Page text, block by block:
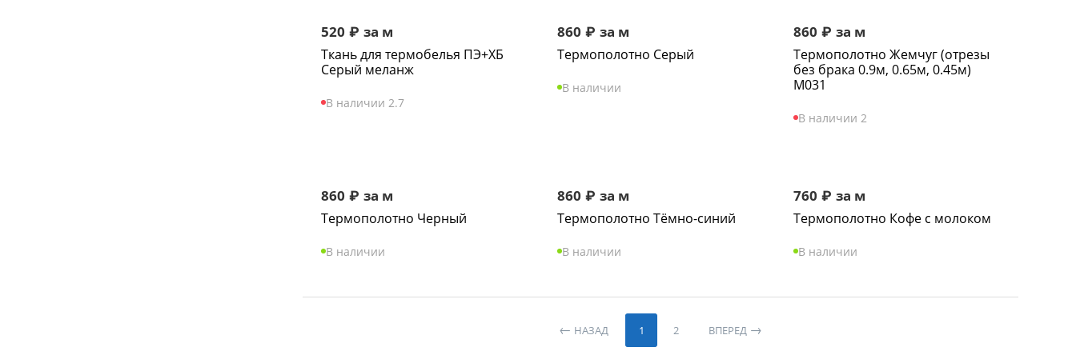
520 ₽ за м
Ткань для термобелья ПЭ+ХБ
Серый меланж
В наличии 2.7
860 ₽ за м
Термополотно Серый
В наличии
860 ₽ за м
Термополотно Жемчуг (отрезы
без брака 0.9м, 0.65м, 0.45м)
М031
В наличии 2
860 ₽ за м
Термополотно Черный
В наличии
860 ₽ за м
Термополотно Тёмно-синий
В наличии
760 ₽ за м
Термополотно Кофе с молоком
В наличии
НАЗАД 1 2 ВПЕРЕД